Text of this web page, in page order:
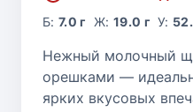
Б:7.0 г Ж: 19.0 г У:
Нежный молочный
орешками —
ярких вкусовых